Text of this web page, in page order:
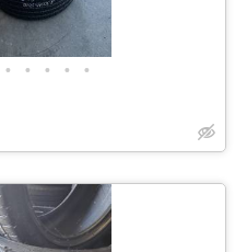
• • • • •